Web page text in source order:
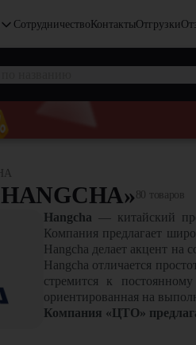
СотрудничествоКонтактыОтгрузки
80 товаров
Hangcha— китайский
Компания предлагает
Hangcha делает акцент на
Hangcha отличается
стремится к
ориентированная на
Компания «ЦТО»